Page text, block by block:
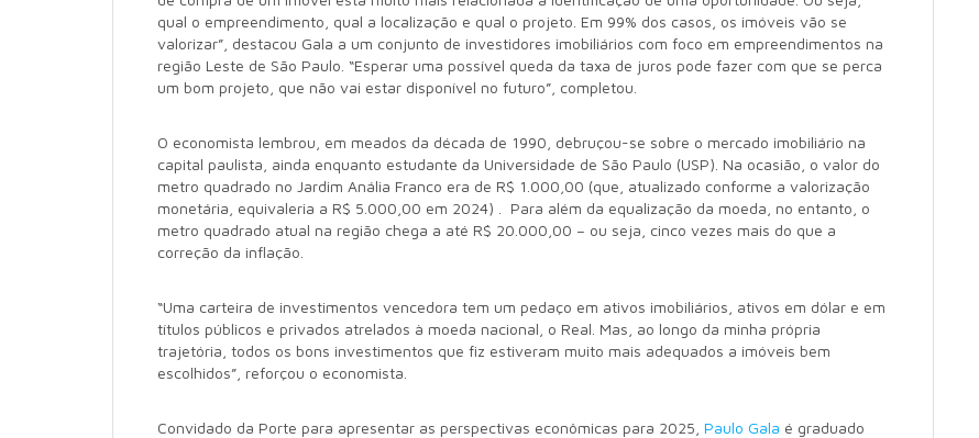
qual o empreendimento, qual a localização e qual o projeto. Em 99% dos casos, os imóveis vão se
valorizar”, destacou Gala a um conjunto de investidores imobiliários com foco em empreendimentos na
região Leste de São Paulo. “Esperar uma possível queda da taxa de juros pode fazer com que se perca
um bom projeto, que não vai estar disponível no futuro”, completou.
O economista lembrou, em meados da década de 1990, debruçou-se sobre o mercado imobiliário na
capital paulista, ainda enquanto estudante da Universidade de São Paulo (USP). Na ocasião, o valor do
metro quadrado no Jardim Anália Franco era de R$ 1.000,00 (que, atualizado conforme a valorização
monetária, equivaleria a R$ 5.000,00 em 2024) . Para além da equalização da moeda, no entanto, o
metro quadrado atual na região chega a até R$ 20.000,00 – ou seja, cinco vezes mais do que a
correção da inflação.
“Uma carteira de investimentos vencedora tem um pedaço em ativos imobiliários, ativos em dólar e em
títulos públicos e privados atrelados à moeda nacional, o Real. Mas, ao longo da minha própria
trajetória, todos os bons investimentos que fiz estiveram muito mais adequados a imóveis bem
escolhidos”, reforçou o economista.
Convidado da Porte para apresentar as perspectivas econômicas para 2025, Paulo Gala é graduado